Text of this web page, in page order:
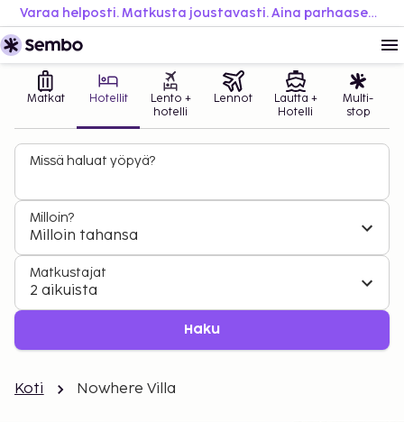
Varaa helposti. Matkusta joustavasti. Aina parhaaseen hintaan.
Matkat Hotellit
Lento +
hotelli
Lennot
Lautta +
Hotelli
Multi-
stop
Missä haluat yöpyä?
Milloin?
Milloin tahansa
Matkustajat
2 aikuista
Haku
Koti Nowhere Villa